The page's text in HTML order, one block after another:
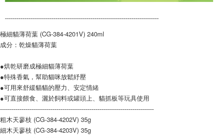
-------------------------------------------------------------------------------
極細貓薄荷葉 (CG-384-4201V) 240ml
成分：乾燥貓薄荷葉
●烘乾研磨成極細貓薄荷葉
●特殊香氣，幫助貓咪放鬆紓壓
●可用來舒緩貓貓的壓力、安定情緒
●可直接餵食、灑於飼料或罐頭上、貓抓板等玩具使用
-------------------------------------------------------------------------------
粗木天蓼枝 (CG-384-4202V) 35g
細木天蓼枝 (CG-384-4203V) 35g